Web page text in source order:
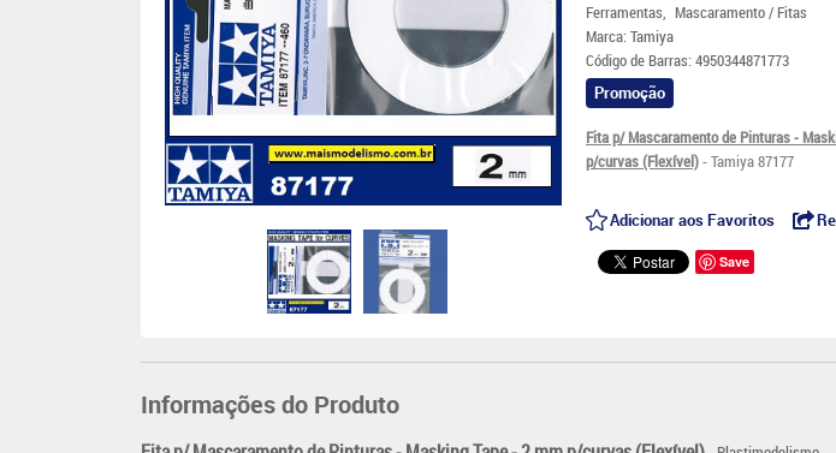
Ferramentas
Mascaramento / Fitas
Marca:Tamiya
Código de Barras:4950344871773
Promoção
Fita p/ Mascaramento de Pinturas -
p/curvas (Flexível)- Tamiya 87177
Adicionar aos Favoritos
Save
Informações do Produto